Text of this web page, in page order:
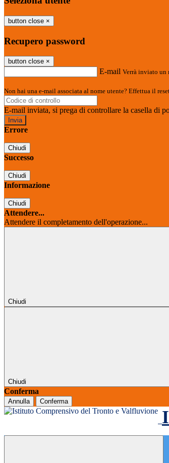
button close ×
Recupero password
button close ×
E-mail Verrà inviato un
Non hai una e-mail associata al nome utente? Effettua il
E-mail inviata, si prega di controllare la casella di
Errore
Chiudi
Successo
Chiudi
Informazione
Chiudi
Attendere...
Attendere il completamento dell'operazione...
Chiudi
Chiudi
Conferma
Annulla Conferma